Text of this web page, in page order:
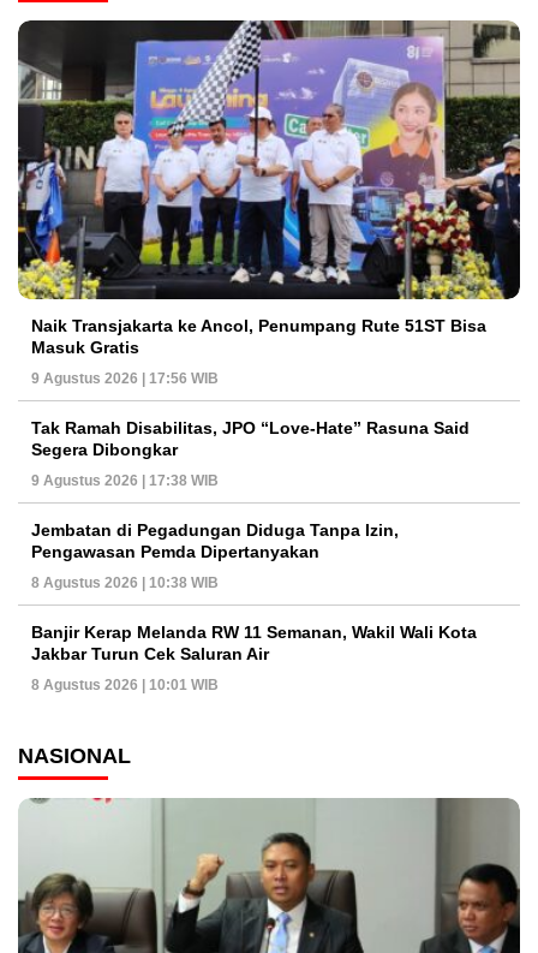
Naik Transjakarta ke Ancol, Penumpang Rute 51ST Bisa
Masuk Gratis
9 Agustus 2026 | 17:56 WIB
Tak Ramah Disabilitas, JPO “Love-Hate” Rasuna Said
Segera Dibongkar
9 Agustus 2026 | 17:38 WIB
Jembatan di Pegadungan Diduga Tanpa Izin,
Pengawasan Pemda Dipertanyakan
8 Agustus 2026 | 10:38 WIB
Banjir Kerap Melanda RW 11 Semanan, Wakil Wali Kota
Jakbar Turun Cek Saluran Air
8 Agustus 2026 | 10:01 WIB
NASIONAL